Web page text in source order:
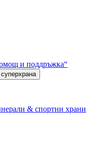
и поддръжка“
& спортни храни